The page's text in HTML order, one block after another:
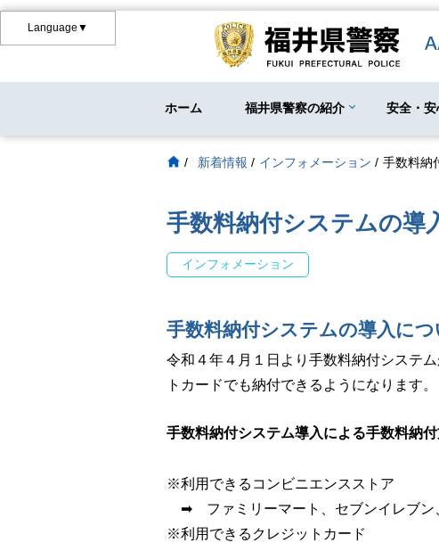
Language▼
ホーム 福井県警察の紹介 安全・
/ 新着情報 / インフォメーション / 手数料納
手数料納付システムの導
インフォメーション
手数料納付システムの導入につ
令和４年４月１日より手数料納付システ
トカードでも納付できるようになります。
手数料納付システム導入による手数料納
※利用できるコンビニエンスストア
➡ ファミリーマート、セブンイレブン
※利用できるクレジットカード